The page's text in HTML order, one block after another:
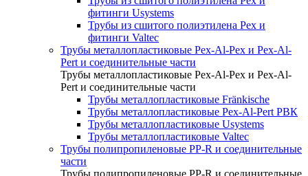
фитинги Usystems
Трубы из сшитого полиэтилена Pex и
фитинги Valtec
Трубы металлопластиковые Pex-Al-Pex и Pex-Al-
Pert и соединительные части
Трубы металлопластиковые Pex-Al-Pex и Pex-Al-
Pert и соединительные части
Трубы металлопластиковые Fränkische
Трубы металлопластиковые Pex-Al-Pert РВК
Трубы металлопластиковые Usystems
Трубы металлопластиковые Valtec
Трубы полипропиленовые PP-R и соединительные
части
Трубы полипропиленовые PP-R и соединительные